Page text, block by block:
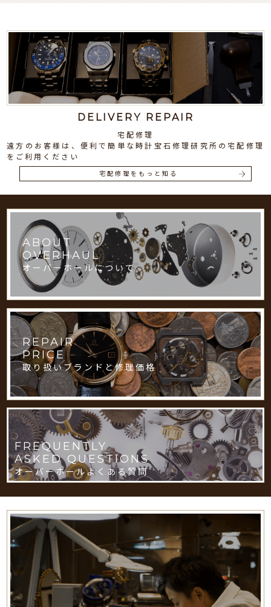
DELIVERY REPAIR
宅配修理
遠方のお客様は、便利で簡単な時計宝石修理研究所の宅配修理
をご利用ください
宅配修理をもっと知る
ABOUT
OVERHAUL
オーバーホールについて
REPAIR
PRICE
取り扱いブランドと修理価格
FREQUENTLY
ASKED QUESTIONS
オーバーホールよくある質問